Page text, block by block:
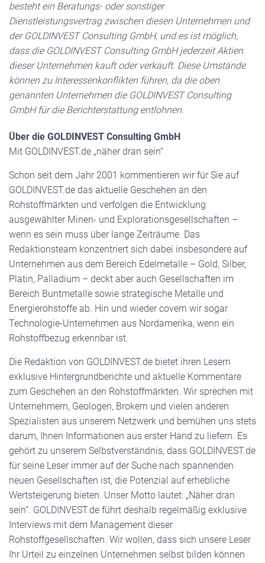
besteht ein Beratungs- oder sonstiger
Dienstleistungsvertrag zwischen diesen Unternehmen und
der GOLDINVEST Consulting GmbH, und es ist möglich,
dass die GOLDINVEST Consulting GmbH jederzeit Aktien
dieser Unternehmen kauft oder verkauft. Diese Umstände
können zu Interessenkonflikten führen, da die oben
genannten Unternehmen die GOLDINVEST Consulting
GmbH für die Berichterstattung entlohnen.
Über die GOLDINVEST Consulting GmbH
Mit GOLDINVEST.de „näher dran sein“
Schon seit dem Jahr 2001 kommentieren wir für Sie auf
GOLDINVEST.de das aktuelle Geschehen an den
Rohstoffmärkten und verfolgen die Entwicklung
ausgewählter Minen- und Explorationsgesellschaften –
wenn es sein muss über lange Zeiträume. Das
Redaktionsteam konzentriert sich dabei insbesondere auf
Unternehmen aus dem Bereich Edelmetalle – Gold, Silber,
Platin, Palladium – deckt aber auch Gesellschaften im
Bereich Buntmetalle sowie strategische Metalle und
Energierohstoffe ab. Hin und wieder covern wir sogar
Technologie-Unternehmen aus Nordamerika, wenn ein
Rohstoffbezug erkennbar ist.
Die Redaktion von GOLDINVEST.de bietet ihren Lesern
exklusive Hintergrundberichte und aktuelle Kommentare
zum Geschehen an den Rohstoffmärkten. Wir sprechen mit
Unternehmern, Geologen, Brokern und vielen anderen
Spezialisten aus unserem Netzwerk und bemühen uns stets
darum, Ihnen Informationen aus erster Hand zu liefern. Es
gehört zu unserem Selbstverständnis, dass GOLDINVEST.de
für seine Leser immer auf der Suche nach spannenden
neuen Gesellschaften ist, die Potenzial auf erhebliche
Wertsteigerung bieten. Unser Motto lautet: „Näher dran
sein“. GOLDINVEST.de führt deshalb regelmäßig exklusive
Interviews mit dem Management dieser
Rohstoffgesellschaften. Wir wollen, dass sich unsere Leser
Ihr Urteil zu einzelnen Unternehmen selbst bilden können